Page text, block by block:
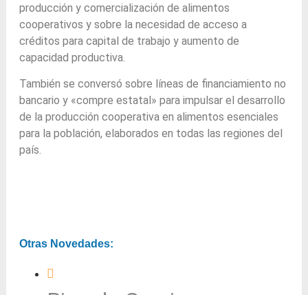
producción y comercialización de alimentos
cooperativos y sobre la necesidad de acceso a
créditos para capital de trabajo y aumento de
capacidad productiva.
También se conversó sobre líneas de financiamiento no
bancario y «compre estatal» para impulsar el desarrollo
de la producción cooperativa en alimentos esenciales
para la población, elaborados en todas las regiones del
país.
Otras Novedades: